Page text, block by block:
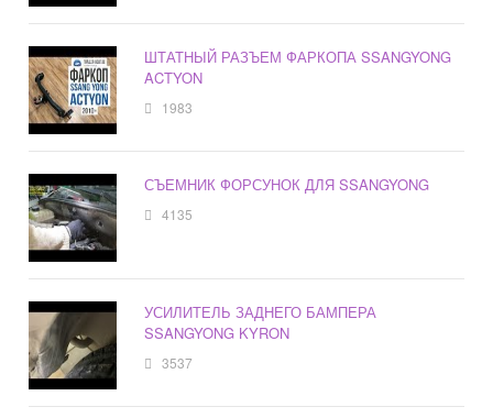
ШТАТНЫЙ РАЗЪЕМ ФАРКОПА SSANGYONG
ACTYON
1983
СЪЕМНИК ФОРСУНОК ДЛЯ SSANGYONG
4135
УСИЛИТЕЛЬ ЗАДНЕГО БАМПЕРА
SSANGYONG KYRON
3537